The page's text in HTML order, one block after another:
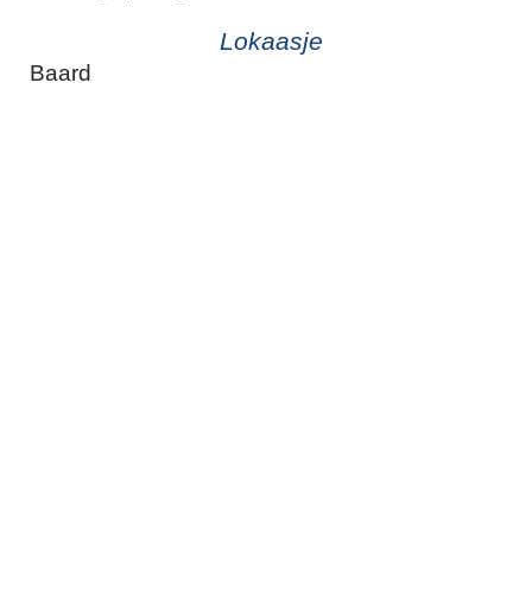
Lokaasje
Baard